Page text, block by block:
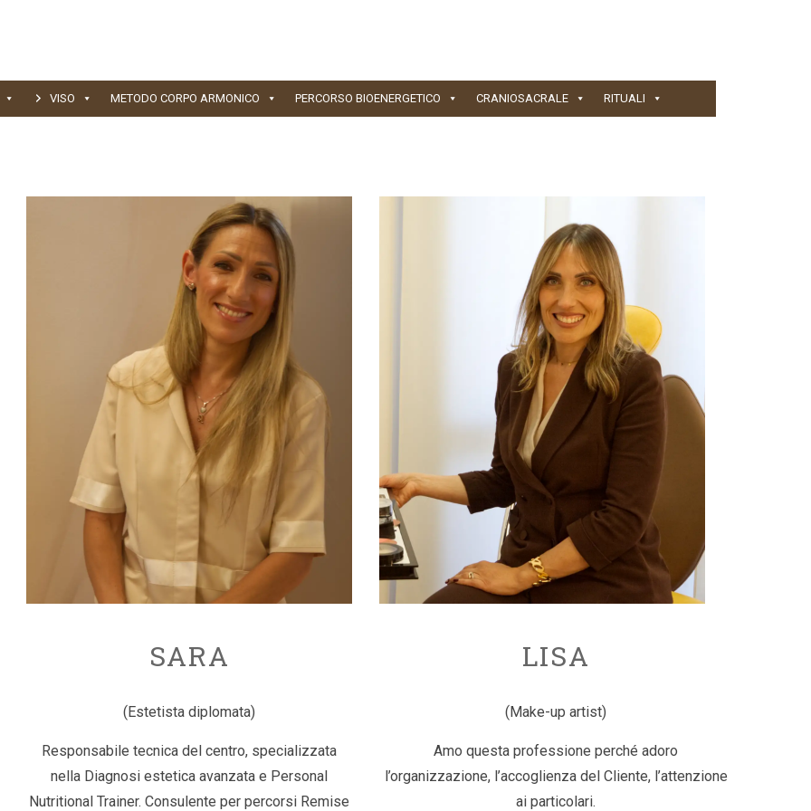
VISO METODO CORPO ARMONICO PERCORSO BIOENERGETICO CRANIOSACRALE RITUALI
SARA
(Estetista diplomata)
Responsabile tecnica del centro, specializzata
nella Diagnosi estetica avanzata e Personal
Nutritional Trainer. Consulente per percorsi Remise
LISA
(Make-up artist)
Amo questa professione perché adoro
l’organizzazione, l’accoglienza del Cliente, l’attenzione
ai particolari.